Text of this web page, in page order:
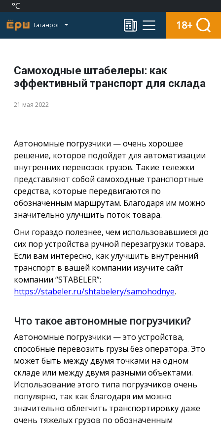
°C
Таганрог 18+
Самоходные штабелеры: как
эффективный транспорт для склада
21 мая 2022
Автономные погрузчики — очень хорошее
решение, которое подойдет для автоматизации
внутренних перевозок грузов. Такие тележки
представляют собой самоходные транспортные
средства, которые передвигаются по
обозначенным маршрутам. Благодаря им можно
значительно улучшить поток товара.
Они гораздо полезнее, чем использовавшиеся до
сих пор устройства ручной перезагрузки товара.
Если вам интересно, как улучшить внутренний
транспорт в вашей компании изучите сайт
компании “STABELER”:
https://stabeler.ru/shtabelery/samohodnye.
Что такое автономные погрузчики?
Автономные погрузчики — это устройства,
способные перевозить грузы без оператора. Это
может быть между двумя точками на одном
складе или между двумя разными объектами.
Использование этого типа погрузчиков очень
популярно, так как благодаря им можно
значительно облегчить транспортировку даже
очень тяжелых грузов по обозначенным